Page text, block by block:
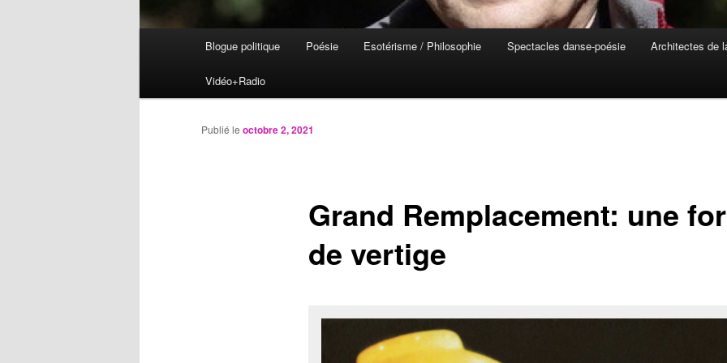
Aller
au
contenu
Blogue politique Poésie Esotérisme / Philosophie Spectacles danse-poésie Architectes de
Vidéo+Radio
Grand Remplacement: une
de vertige
Publié le octobre 2, 2021